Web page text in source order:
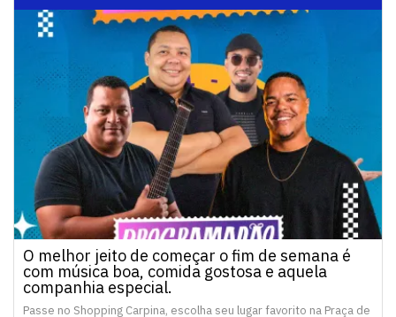
O melhor jeito de começar o fim de semana é
com música boa, comida gostosa e aquela
companhia especial.
Passe no Shopping Carpina, escolha seu lugar favorito na Praça de